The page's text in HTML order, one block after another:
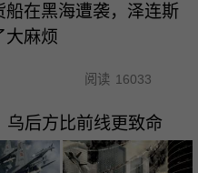
船在黑海遭袭，泽连斯
大麻烦
阅读 16033
乌后方比前线更致命